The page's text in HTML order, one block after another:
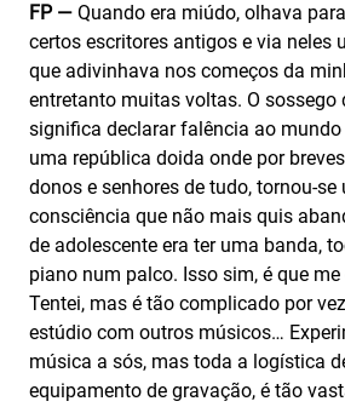
FP — Quando era miúdo, olhava
certos escritores antigos e via neles
que adivinhava nos começos da
entretanto muitas voltas. O sossego
significa declarar falência ao
uma república doida onde por
donos e senhores de tudo, tornou-
consciência que não mais quis
de adolescente era ter uma banda,
piano num palco. Isso sim, é que
Tentei, mas é tão complicado por
estúdio com outros músicos…
música a sós, mas toda a logística
equipamento de gravação, é tão